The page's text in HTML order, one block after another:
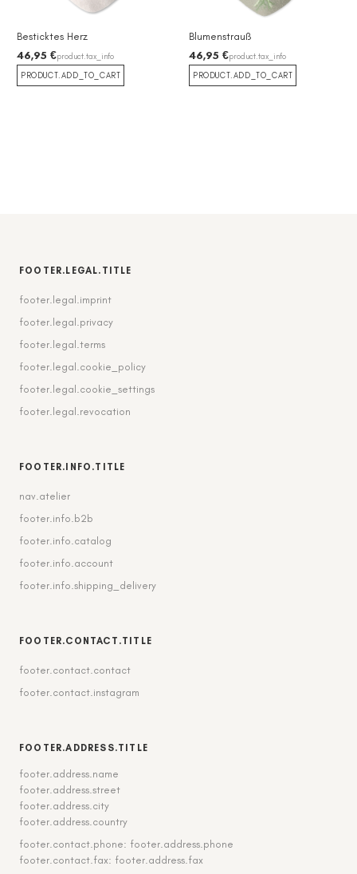
Besticktes Herz
46,95 €product.tax_info
PRODUCT.ADD_TO_CART
Blumenstrauß
46,95 €product.tax_info
PRODUCT.ADD_TO_CART
FOOTER.LEGAL.TITLE
footer.legal.imprint
footer.legal.privacy
footer.legal.terms
footer.legal.cookie_policy
footer.legal.cookie_settings
footer.legal.revocation
FOOTER.INFO.TITLE
nav.atelier
footer.info.b2b
footer.info.catalog
footer.info.account
footer.info.shipping_delivery
FOOTER.CONTACT.TITLE
footer.contact.contact
footer.contact.instagram
FOOTER.ADDRESS.TITLE
footer.address.name
footer.address.street
footer.address.city
footer.address.country
footer.contact.phone: footer.address.phone
footer.contact.fax: footer.address.fax